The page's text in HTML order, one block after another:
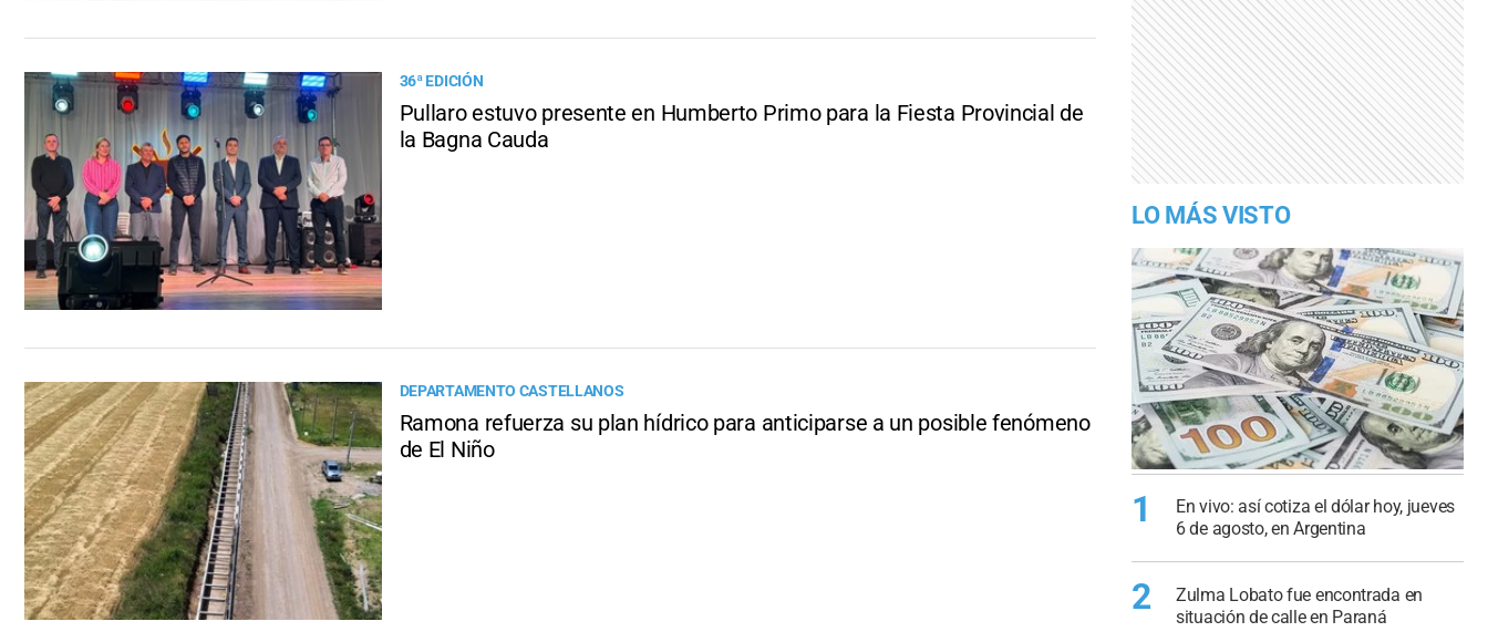
36ª EDICIÓN
Pullaro estuvo presente en Humberto Primo para la Fiesta Provincial de
la Bagna Cauda
DEPARTAMENTO CASTELLANOS
Ramona refuerza su plan hídrico para anticiparse a un posible fenómeno
de El Niño
LO MÁS VISTO
1
En vivo: así cotiza el dólar hoy, jueves
6 de agosto, en Argentina
2
Zulma Lobato fue encontrada en
situación de calle en Paraná